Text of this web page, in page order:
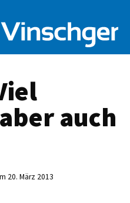
auch
20. März 2013